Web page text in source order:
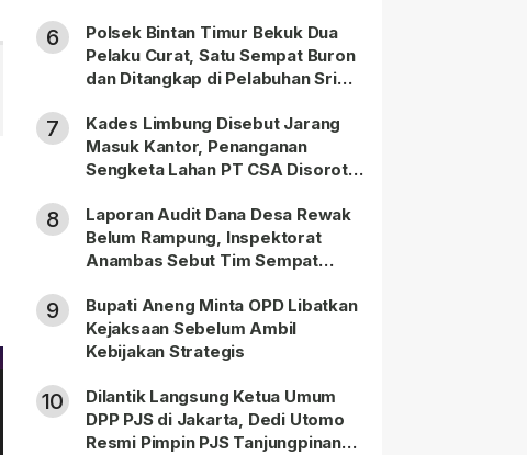
6
Polsek Bintan Timur Bekuk Dua
Pelaku Curat, Satu Sempat Buron
dan Ditangkap di Pelabuhan Sri
7
Kades Limbung Disebut Jarang
Masuk Kantor, Penanganan
Sengketa Lahan PT CSA Disorot
8
Laporan Audit Dana Desa Rewak
Belum Rampung, Inspektorat
Anambas Sebut Tim Sempat
9
Bupati Aneng Minta OPD Libatkan
Kejaksaan Sebelum Ambil
Kebijakan Strategis
10
Dilantik Langsung Ketua Umum
DPP PJS di Jakarta, Dedi Utomo
Resmi Pimpin PJS Tanjungpinang-